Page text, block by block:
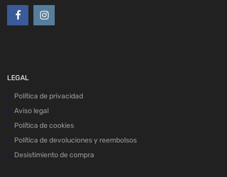
LEGAL
Política de privacidad
Aviso legal
Política de cookies
Política de devoluciones y reembolsos
Desistimiento de compra